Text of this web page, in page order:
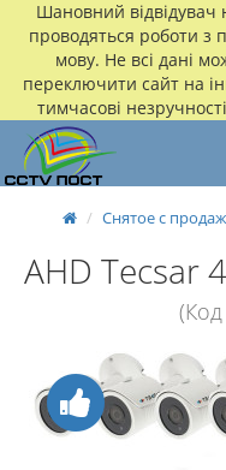
Шановний відвідувач
проводяться роботи з
мову. Не всі дані
переключити сайт на
тимчасові
Снятое с продаж
AHD Tecsar